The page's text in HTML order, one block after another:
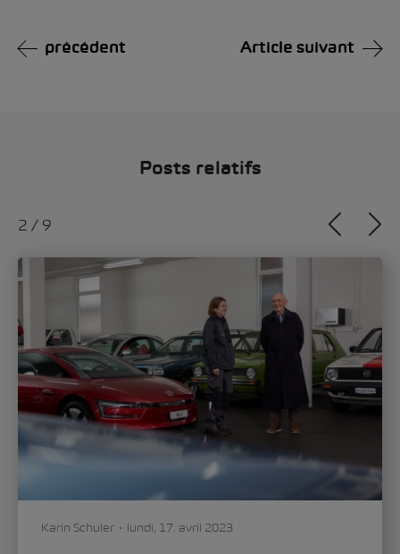
précédent Article suivant
Posts relatifs
2 / 9
Karin Schuler lundi, 17. avril 2023